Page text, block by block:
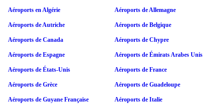
Aéroports en Algérie Aéroports de Allemagne
Aéroports de Autriche Aéroports de Belgique
Aéroports de Canada Aéroports de Chypre
Aéroports de Espagne Aéroports de Émirats Arabes Unis
Aéroports de États-Unis Aéroports de France
Aéroports de Grèce Aéroports de Guadeloupe
Aéroports de Guyane Française Aéroports de Italie